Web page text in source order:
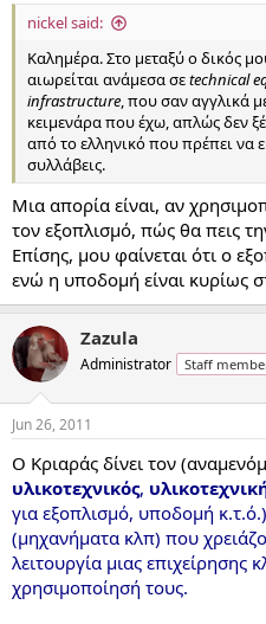
nickel said:
Καλημέρα. Στο μεταξύ ο δικός
αιωρείται ανάμεσα σεtechnical
infrastructure, που σαν αγγλικά
κειμενάρα που έχω, απλώς δεν
από το ελληνικό που πρέπει να
συλλάβεις.
Μια απορία είναι, αν
τον εξοπλισμό, πώς θα πεις
Επίσης, μου φαίνεται ότι ο
ενώ η υποδομή είναι κυρίως
Zazula
Administrator Staff
Jun 26, 2011
Ο Κριαράς δίνει τον
υλικοτεχνικός,
για εξοπλισμό, υποδομή
(μηχανήματα κλπ) που
λειτουργία μιας επιχείρησης
χρησιμοποίησή τους.